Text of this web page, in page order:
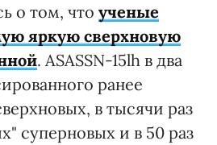
о том, что ученые
яркую сверхновую
. ASASSN-15lh в два
ранее
в тысячи раз
суперновых и в 50 раз